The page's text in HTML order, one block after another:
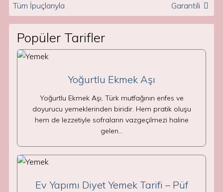
Tüm İpuçlarıyla
Garantili
Popüler Tarifler
Yoğurtlu Ekmek Aşı
Yoğurtlu Ekmek Aşı, Türk mutfağının enfes ve
doyurucu yemeklerinden biridir. Hem pratik oluşu
hem de lezzetiyle sofraların vazgeçilmezi haline
gelen…
Ev Yapımı Diyet Yemek Tarifi – Püf